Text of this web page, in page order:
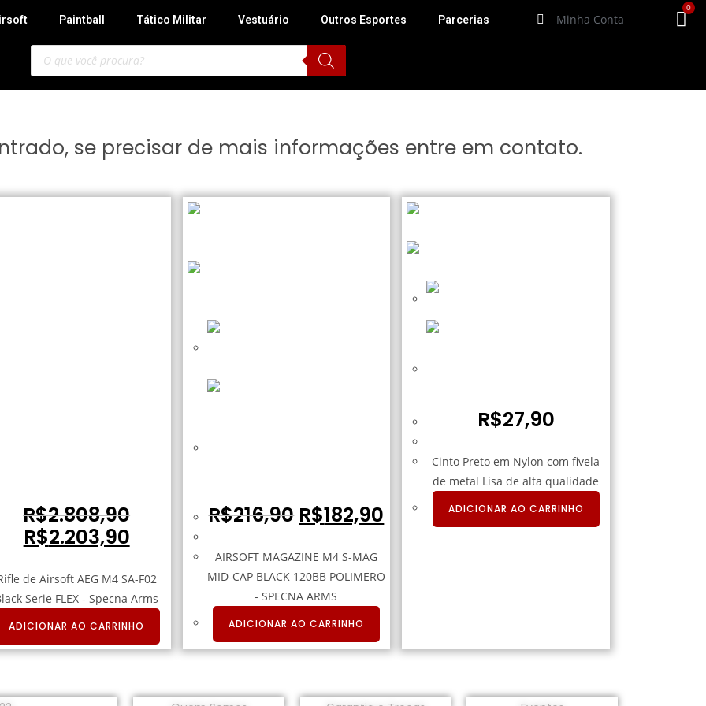
Paintball Tático Militar Vestuário Outros Esportes Parcerias Minha Conta
0
se precisar de mais informações entre em contato.
R$2.808,90
R$2.203,90
de Airsoft AEG M4 SA-F02
Serie FLEX - Specna Arms
ADICIONAR AO CARRINHO
R$216,90 R$182,90
AIRSOFT MAGAZINE M4 S-MAG
MID-CAP BLACK 120BB POLIMERO
- SPECNA ARMS
ADICIONAR AO CARRINHO
R$27,90
Cinto Preto em Nylon com fivela
de metal Lisa de alta qualidade
ADICIONAR AO CARRINHO